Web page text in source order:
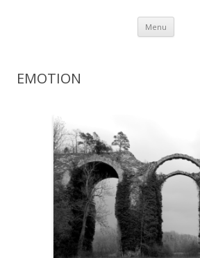
Menu Aller
EMOTION